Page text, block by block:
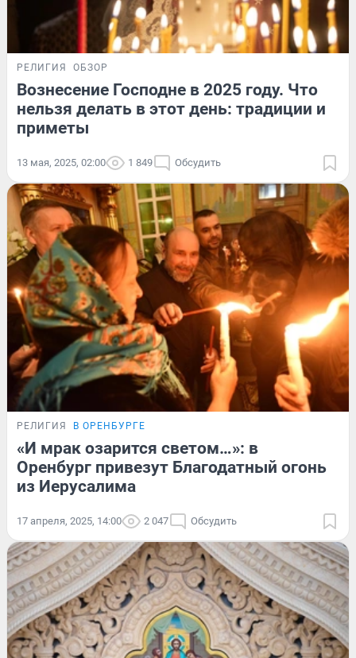
РЕЛИГИЯ ОБЗОР
Вознесение Господне в 2025 году. Что
нельзя делать в этот день: традиции и
приметы
13 мая, 2025, 02:00 1 849 Обсудить
РЕЛИГИЯ В ОРЕНБУРГЕ
«И мрак озарится светом…»: в
Оренбург привезут Благодатный огонь
из Иерусалима
17 апреля, 2025, 14:00 2 047 Обсудить